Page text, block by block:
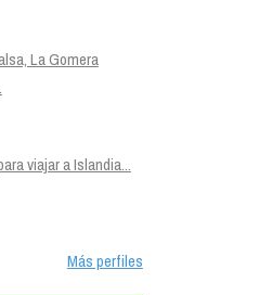
La Gomera
viajar a Islandia...
Más perfiles